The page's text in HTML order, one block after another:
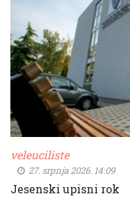
veleuciliste
27. srpnja 2026. 14:09
Jesenski upisni rok